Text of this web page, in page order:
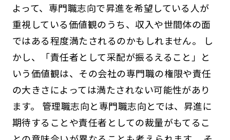
よって、専門職志向で昇進を希望している人が
重視している価値観のうち、収入や世間体の面
ではある程度満たされるのかもしれません。 し
かし、「責任者として采配が振るえること」と
いう価値観は、その会社の専門職の権限や責任
の大きさによっては満たされない可能性があり
ます。 管理職志向と専門職志向とでは、昇進に
期待することや責任者としての裁量がもてるこ